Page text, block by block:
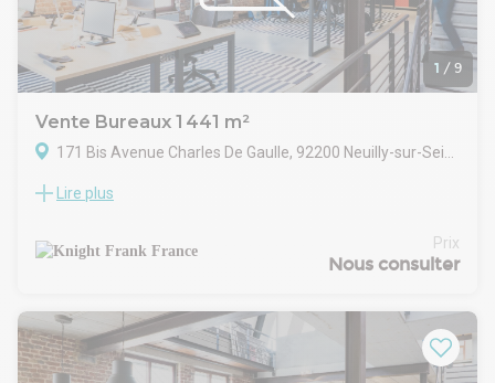
Loyer annuel : 31 200 € HT HC
Charges/mois : 275€
Foncier/an : 1 488€
Honoraires : 5% HT du prix net vendeur HD
1 / 9
Vente Bureaux 1 441 m²
171 Bis Avenue Charles De Gaulle, 92200 Neuilly-sur-Seine
Nous vous proposons en exclusivité un immeuble
de l'avenue Charles de Gaulle, à 2 minutes à pied du métro
ligne 1 Pont de Neuilly.
L'immeuble est composé de plateaux lumineux et
fonctionnels en forme de rectangle permettant une grande
flexibilité d'aménagement.
Lire plus
Prix
Nous consulter